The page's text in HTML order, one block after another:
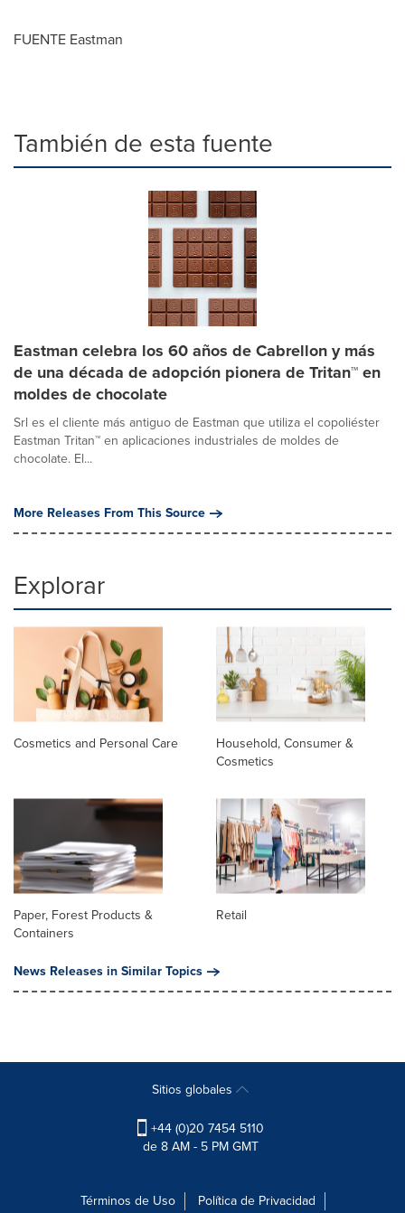
FUENTE Eastman
También de esta fuente
Eastman celebra los 60 años de Cabrellon y más
de una década de adopción pionera de Tritan™ en
moldes de chocolate
Srl es el cliente más antiguo de Eastman que utiliza el copoliéster
Eastman Tritan™ en aplicaciones industriales de moldes de
chocolate. El...
More Releases From This Source
Explorar
Cosmetics and Personal Care
Household, Consumer &
Cosmetics
Paper, Forest Products &
Containers
Retail
News Releases in Similar Topics
Sitios globales
+44 (0)20 7454 5110
de 8 AM - 5 PM GMT
Términos de Uso Política de Privacidad